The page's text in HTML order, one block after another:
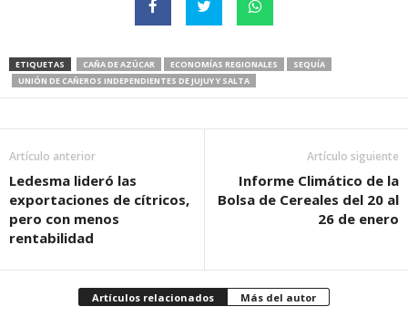
ETIQUETAS CAÑA DE AZÚCAR ECONOMÍAS REGIONALES
SEQUÍA
UNIÓN DE CAÑEROS INDEPENDIENTES DE JUJUY Y SALTA
Artículo anterior
Ledesma lideró las
exportaciones de cítricos,
pero con menos
rentabilidad
Artículo siguiente
Informe Climático de la
Bolsa de Cereales del 20 al
26 de enero
Artículos relacionados Más del autor